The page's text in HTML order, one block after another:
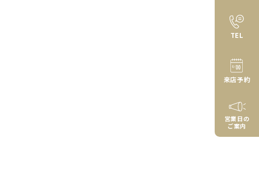
TEL
来店予約
営業日の
ご案内